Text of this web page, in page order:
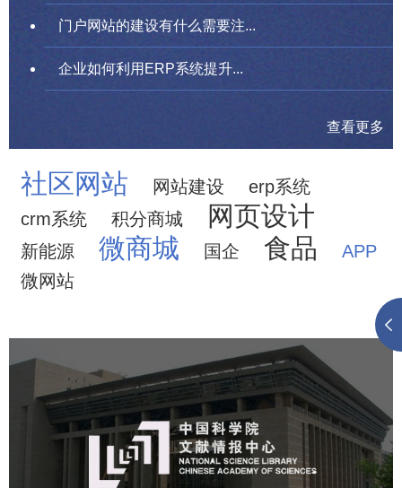
门户网站的建设有什么需要注...
企业如何利用ERP系统提升...
查看更多
社区网站 网站建设
erp系统
crm系统
积分商城 网页设计
新能源 微商城 国企 食品
APP
微网站
中国科学院文献情报中心
网站建设